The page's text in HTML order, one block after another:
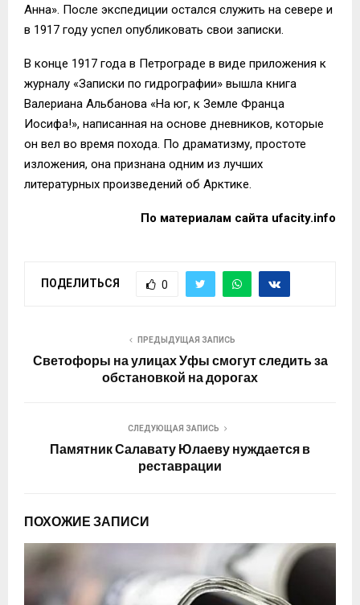
Анна». После экспедиции остался служить на севере и
в 1917 году успел опубликовать свои записки.
В конце 1917 года в Петрограде в виде приложения к
журналу «Записки по гидрографии» вышла книга
Валериана Альбанова «На юг, к Земле Франца
Иосифа!», написанная на основе дневников, которые
он вел во время похода. По драматизму, простоте
изложения, она признана одним из лучших
литературных произведений об Арктике.
По материалам сайта ufacity.info
ПОДЕЛИТЬСЯ 0
ПРЕДЫДУЩАЯ ЗАПИСЬ
Светофоры на улицах Уфы смогут следить за
обстановкой на дорогах
СЛЕДУЮЩАЯ ЗАПИСЬ
Памятник Салавату Юлаеву нуждается в
реставрации
ПОХОЖИЕ ЗАПИСИ